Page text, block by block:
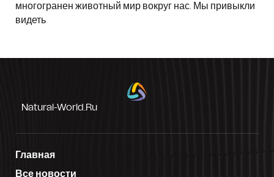
многогранен животный мир вокруг нас. Мы привыкли
видеть
Natural-World.ru
Главная
Все новости